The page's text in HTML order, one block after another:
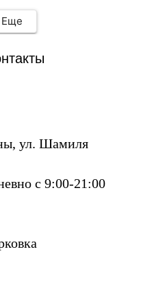
Еще
ул. Шамиля
с 9:00-21:00